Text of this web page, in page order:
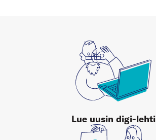
Lue uusin digi-lehti